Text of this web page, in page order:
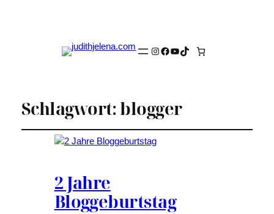
Instagram
Facebook
YouTube
TikTok
Schlagwort:blogger
2 Jahre
Bloggeburtstag